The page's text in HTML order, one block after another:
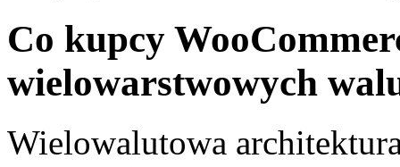
Co kupcy
wielowarstwowych
Wielowalutowa